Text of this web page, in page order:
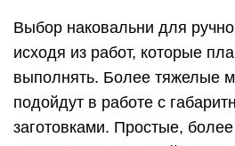
Выбор наковальни для
исходя из работ, которые
выполнять. Более тяжелые
подойдут в работе с
заготовками. Простые,